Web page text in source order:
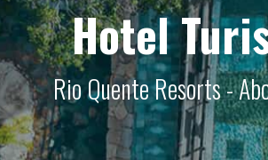
Hotel
Rio Quente Resorts -